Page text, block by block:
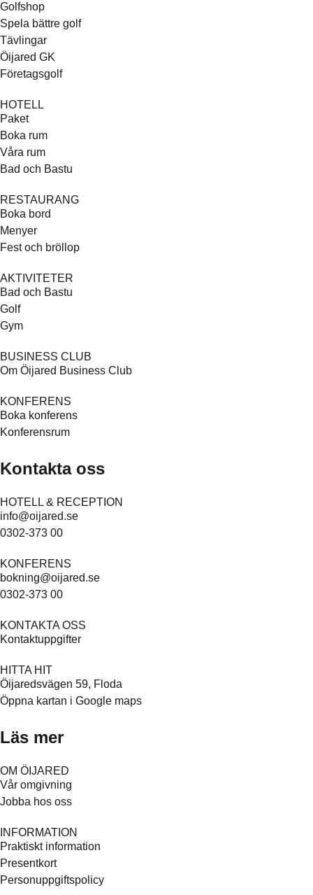
Golfshop
Spela bättre golf
Tävlingar
Öijared GK
Företagsgolf
HOTELL
Paket
Boka rum
Våra rum
Bad och Bastu
RESTAURANG
Boka bord
Menyer
Fest och bröllop
AKTIVITETER
Bad och Bastu
Golf
Gym
BUSINESS CLUB
Om Öijared Business Club
KONFERENS
Boka konferens
Konferensrum
Kontakta oss
HOTELL & RECEPTION
info@oijared.se
0302-373 00
KONFERENS
bokning@oijared.se
0302-373 00
KONTAKTA OSS
Kontaktuppgifter
HITTA HIT
Öijaredsvägen 59, Floda
Öppna kartan i Google maps
Läs mer
OM ÖIJARED
Vår omgivning
Jobba hos oss
INFORMATION
Praktiskt information
Presentkort
Personuppgiftspolicy